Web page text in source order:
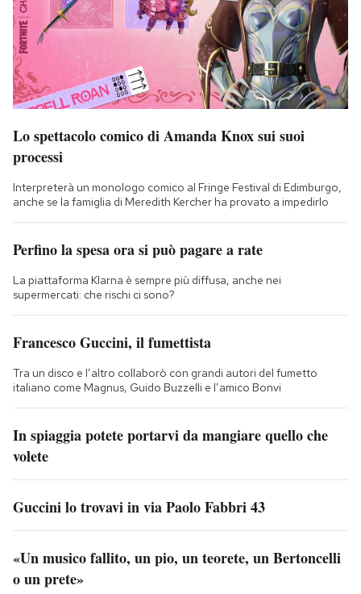
Lo spettacolo comico di Amanda Knox sui suoi
processi
Interpreterà un monologo comico al Fringe Festival di Edimburgo,
anche se la famiglia di Meredith Kercher ha provato a impedirlo
Perfino la spesa ora si può pagare a rate
La piattaforma Klarna è sempre più diffusa, anche nei
supermercati: che rischi ci sono?
Francesco Guccini, il fumettista
Tra un disco e l’altro collaborò con grandi autori del fumetto
italiano come Magnus, Guido Buzzelli e l’amico Bonvi
In spiaggia potete portarvi da mangiare quello che
volete
Guccini lo trovavi in via Paolo Fabbri 43
«Un musico fallito, un pio, un teorete, un Bertoncelli
o un prete»